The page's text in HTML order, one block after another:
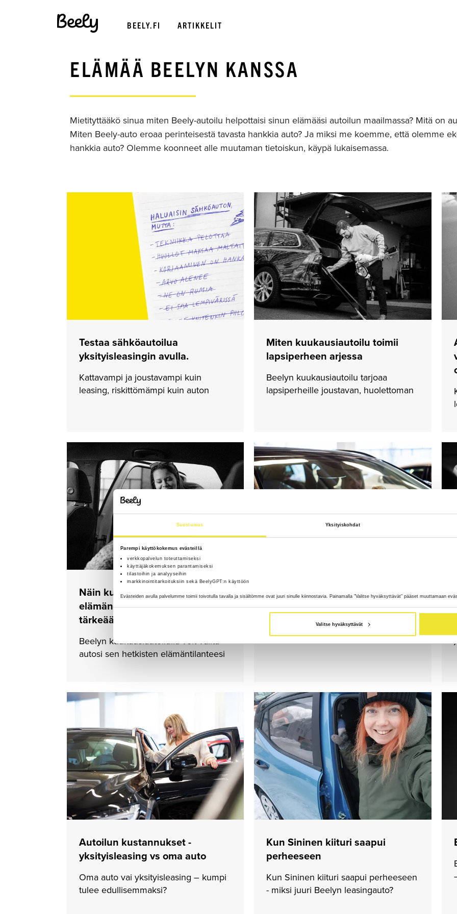
Suostumus Yksityiskohdat
Parempi käyttökokemus evästeillä
verkkopalvelun toteuttamiseksi
käyttäjäkokemuksen parantamiseksi
tilastoihin ja analyyseihin
markkinointitarkoituksiin sekä BeelyGPT:n käyttöön
Evästeiden avulla palvelumme toimii toivotulla tavalla ja sisältömme ovat juuri sinulle kiinnostavia. Painamalla "Valitse hyväksyttävät" pääset muuttamaan
Valitse hyväksyttävät
BEELY.FI ARTIKKELIT
ELÄMÄÄ BEELYN KANSSA
Mietityttääkö sinua miten Beely-autoilu helpottaisi sinun elämääsi autoilun maailmassa? Mitä on
Miten Beely-auto eroaa perinteisestä tavasta hankkia auto? Ja miksi me koemme, että olemme
hankkia auto? Olemme koonneet alle muutaman tietoiskun, käypä lukaisemassa.
Testaa sähköautoilua
yksityisleasingin avulla.
Kattavampi ja joustavampi kuin
leasing, riskittömämpi kuin auton
Miten kuukausiautoilu toimii
lapsiperheen arjessa
Beelyn kuukausiautoilu tarjoaa
lapsiperheille joustavan, huolettoman
Näin kuukausiautoilu joustaa
elämäntilanteesi mukaan – neljä
tärkeää pointtia
Beelyn kuukausiautoilulla voit valita
autosi sen hetkisten elämäntilanteesi
7 myyttiä yksityisleasingistä
Murskasimme 7 harhaluuloa. Lue
Autoilun kustannukset -
yksityisleasing vs oma auto
Oma auto vai yksityisleasing – kumpi
tulee edullisemmaksi?
Kun Sininen kiituri saapui
perheeseen
Kun Sininen kiituri saapui perheeseen
- miksi juuri Beelyn leasingauto?
Koeajalta
pysyvään
Asiakkaamme
Beelyyn.
Klikkaa ja lue
lisää!